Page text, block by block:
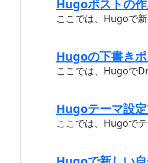
Hugoポストの
ここでは、Hugoで
Hugoの下書き
ここでは、Hugoで
Hugoテーマ設
ここでは、Hugoで